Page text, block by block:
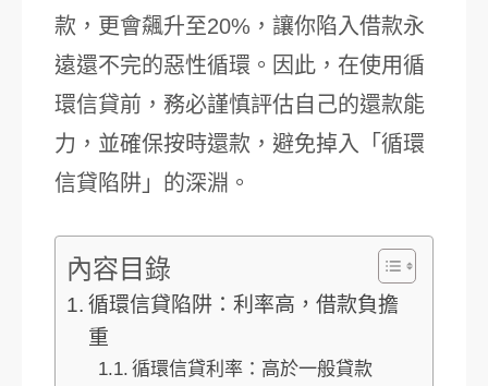
款，更會飆升至20%，讓你陷入借款永
遠還不完的惡性循環。因此，在使用循
環信貸前，務必謹慎評估自己的還款能
力，並確保按時還款，避免掉入「循環
信貸陷阱」的深淵。
內容目錄
循環信貸陷阱：利率高，借款負擔
重
循環信貸利率：高於一般貸款